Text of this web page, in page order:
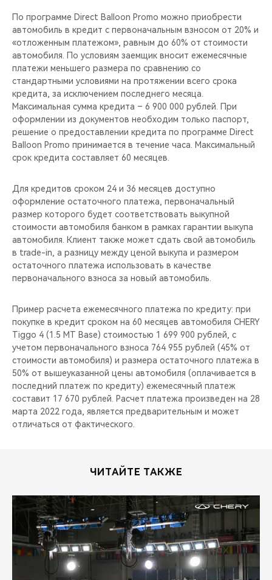
По программе Direct Balloon Promo можно приобрести
автомобиль в кредит с первоначальным взносом от 20% и
«отложенным платежом», равным до 60% от стоимости
автомобиля. По условиям заемщик вносит ежемесячные
платежи меньшего размера по сравнению со
стандартными условиями на протяжении всего срока
кредита, за исключением последнего месяца.
Максимальная сумма кредита – 6 900 000 рублей. При
оформлении из документов необходим только паспорт,
решение о предоставлении кредита по программе Direct
Balloon Promo принимается в течение часа. Максимальный
срок кредита составляет 60 месяцев.
Для кредитов сроком 24 и 36 месяцев доступно
оформление остаточного платежа, первоначальный
размер которого будет соответствовать выкупной
стоимости автомобиля банком в рамках гарантии выкупа
автомобиля. Клиент также может сдать свой автомобиль
в trade-in, а разницу между ценой выкупа и размером
остаточного платежа использовать в качестве
первоначального взноса за новый автомобиль.
Пример расчета ежемесячного платежа по кредиту: при
покупке в кредит сроком на 60 месяцев автомобиля CHERY
Tiggo 4 (1.5 MT Base) стоимостью 1 699 900 рублей, с
учетом первоначального взноса 764 955 рублей (45% от
стоимости автомобиля) и размера остаточного платежа в
50% от вышеуказанной цены автомобиля (оплачивается в
последний платеж по кредиту) ежемесячный платеж
составит 17 670 рублей. Расчет платежа произведен на 28
марта 2022 года, является предварительным и может
отличаться от фактического.
ЧИТАЙТЕ ТАКЖЕ